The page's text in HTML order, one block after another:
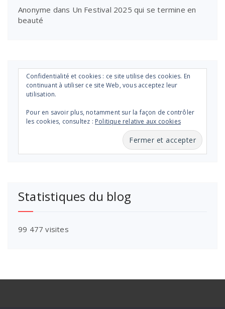
Anonyme dans Un Festival 2025 qui se termine en
beauté
Confidentialité et cookies : ce site utilise des cookies. En
continuant à utiliser ce site Web, vous acceptez leur
utilisation.
Pour en savoir plus, notamment sur la façon de contrôler
les cookies, consultez : Politique relative aux cookies
Statistiques du blog
99 477 visites